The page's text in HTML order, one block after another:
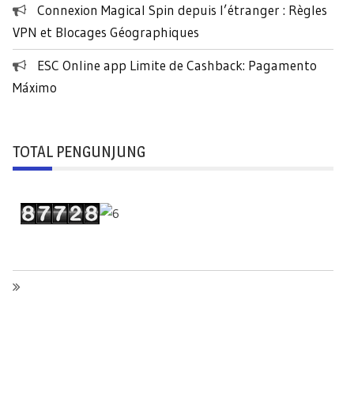
Connexion Magical Spin depuis l’étranger : Règles
VPN et Blocages Géographiques
ESC Online app Limite de Cashback: Pagamento
Máximo
TOTAL PENGUNJUNG